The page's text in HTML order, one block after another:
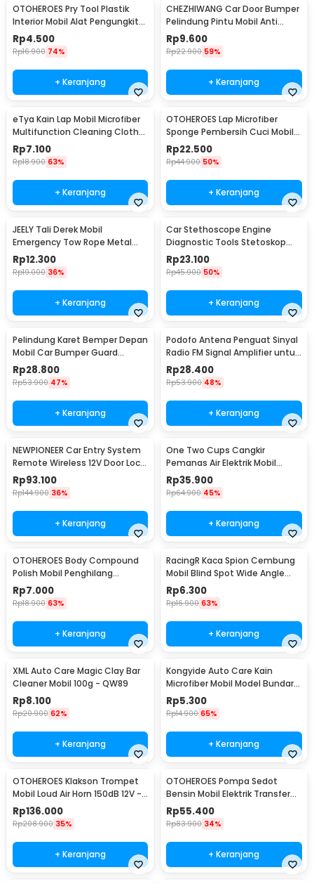
OTOHEROES Pry Tool Plastik
Interior Mobil Alat Pengungkit
Set 4 PCS - AA16
Rp4.500
Rp16.900 74%
+ Keranjang
CHEZHIWANG Car Door Bumper
Pelindung Pintu Mobil Anti
Gores 8 PCS - HT-001
Rp9.600
Rp22.900 59%
+ Keranjang
eTya Kain Lap Mobil Microfiber
Multifunction Cleaning Cloth
30x39cm - H-10
Rp7.100
Rp18.900 63%
+ Keranjang
OTOHEROES Lap Microfiber
Sponge Pembersih Cuci Mobil
Motor - TP266
Rp22.500
Rp44.900 50%
+ Keranjang
JEELY Tali Derek Mobil
Emergency Tow Rope Metal
Buckle U-Type 2.7M - JL30
Rp12.300
Rp19.000 36%
+ Keranjang
Car Stethoscope Engine
Diagnostic Tools Stetoskop
Mesin Mobil - W80582
Rp23.100
Rp45.900 50%
+ Keranjang
Pelindung Karet Bemper Depan
Mobil Car Bumper Guard
57mm 2.5M
Rp28.800
Rp53.900 47%
+ Keranjang
Podofo Antena Penguat Sinyal
Radio FM Signal Amplifier untuk
Mobil - ANT-208
Rp28.400
Rp53.900 48%
+ Keranjang
NEWPIONEER Car Entry System
Remote Wireless 12V Door Lock
Mobil - CK18
Rp93.100
Rp144.900 36%
+ Keranjang
One Two Cups Cangkir
Pemanas Air Elektrik Mobil
Travel Mug 450ml - NJ88
Rp35.900
Rp64.900 45%
+ Keranjang
OTOHEROES Body Compound
Polish Mobil Penghilang
Goresan 15g with Spons - YYC-
508
Rp7.000
Rp18.900 63%
+ Keranjang
RacingR Kaca Spion Cembung
Mobil Blind Spot Wide Angle
50mm 2 Pcs - J0027
Rp6.300
Rp16.900 63%
+ Keranjang
XML Auto Care Magic Clay Bar
Cleaner Mobil 100g - QW89
Rp8.100
Rp20.900 62%
+ Keranjang
Kongyide Auto Care Kain
Microfiber Mobil Model Bundar -
L-20
Rp5.300
Rp14.900 65%
+ Keranjang
OTOHEROES Klakson Trompet
Mobil Loud Air Horn 150dB 12V -
JD4001
Rp136.000
Rp208.900 35%
+ Keranjang
OTOHEROES Pompa Sedot
Bensin Mobil Elektrik Transfer
Pump 38mm DC 12V - CT-14
Rp55.400
Rp83.900 34%
+ Keranjang